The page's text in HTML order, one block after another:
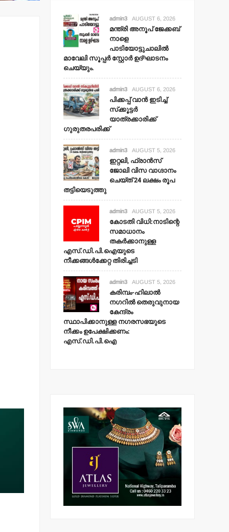
admin3 AUGUST 6, 2026
മന്ത്രി അനൂപ് ജേക്കബ്
നാളെ
പാടിയോട്ടുചാലില്‍
മാവേലി സൂപ്പര്‍ സ്റ്റോര്‍ ഉദ്ഘാടനം
ചെയ്യും.
admin3 AUGUST 6, 2026
പിക്കപ്പ് വാന്‍ ഇടിച്ച്
സ്‌ക്കൂട്ടര്‍
യാത്രക്കാരിക്ക്
ഗുരുതരപരിക്ക്
admin3 AUGUST 5, 2026
ഇറ്റലി, ഫ്രാന്‍സ്
ജോലി വിസ വാഗ്ദാനം
ചെയ്ത് 24 ലക്ഷം രൂപ
തട്ടിയെടുത്തു
admin3 AUGUST 5, 2026
കോടതി വിധി:നാടിന്റെ
സമാധാനം
തകര്‍ക്കാനുള്ള
എസ്.ഡി.പി.ഐയുടെ
നീക്കങ്ങള്‍ക്കേറ്റ തിരിച്ചടി
admin3 AUGUST 5, 2026
കരിമ്പം-ഹിലാല്‍
നഗറില്‍ തെരുവുനായ
കേന്ദ്രം
സ്ഥാപിക്കാനുള്ള നഗരസഭയുടെ
നീക്കം ഉപേക്ഷിക്കണം:
എസ്.ഡി.പി.ഐ